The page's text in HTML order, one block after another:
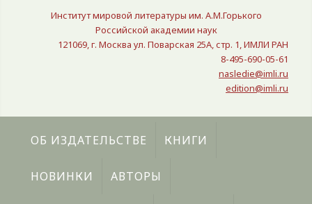
Институт мировой литературы им. А.М.Горького
Российской академии наук
121069, г. Москва ул. Поварская 25A, стр. 1, ИМЛИ РАН
8-495-690-05-61
nasledie@imli.ru
edition@imli.ru
ОБ ИЗДАТЕЛЬСТВЕ КНИГИ
НОВИНКИ АВТОРЫ